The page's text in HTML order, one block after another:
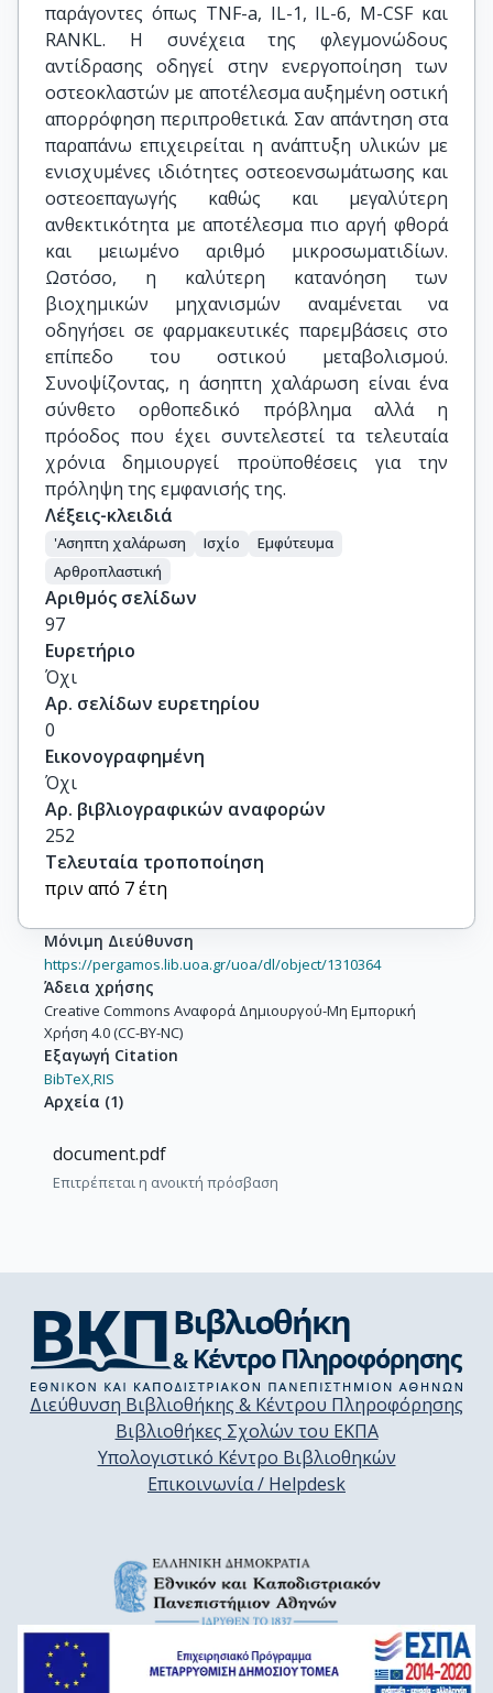
παράγοντες όπως TNF-a, IL-1, IL-6, M-CSF και
RANKL. Η συνέχεια της φλεγμονώδους
αντίδρασης οδηγεί στην ενεργοποίηση των
οστεοκλαστών με αποτέλεσμα αυξημένη οστική
απορρόφηση περιπροθετικά. Σαν απάντηση στα
παραπάνω επιχειρείται η ανάπτυξη υλικών με
ενισχυμένες ιδιότητες οστεοενσωμάτωσης και
οστεοεπαγωγής καθώς και μεγαλύτερη
ανθεκτικότητα με αποτέλεσμα πιο αργή φθορά
και μειωμένο αριθμό μικροσωματιδίων.
Ωστόσο, η καλύτερη κατανόηση των
βιοχημικών μηχανισμών αναμένεται να
οδηγήσει σε φαρμακευτικές παρεμβάσεις στο
επίπεδο του οστικού μεταβολισμού.
Συνοψίζοντας, η άσηπτη χαλάρωση είναι ένα
σύνθετο ορθοπεδικό πρόβλημα αλλά η
πρόοδος που έχει συντελεστεί τα τελευταία
χρόνια δημιουργεί προϋποθέσεις για την
πρόληψη της εμφανισής της.
Λέξεις-κλειδιά
'Ασηπτη χαλάρωση Ισχίο
Εμφύτευμα
Αρθροπλαστική
Αριθμός σελίδων
97
Ευρετήριο
Όχι
Αρ. σελίδων ευρετηρίου
0
Εικονογραφημένη
Όχι
Αρ. βιβλιογραφικών αναφορών
252
Τελευταία τροποποίηση
πριν από 7 έτη
Μόνιμη Διεύθυνση
https://pergamos.lib.uoa.gr/uoa/dl/object/1310364
Άδεια χρήσης
Creative Commons Αναφορά Δημιουργού-Μη Εμπορική
Χρήση 4.0 (CC-BY-NC)
Εξαγωγή Citation
BibTeX,RIS
Αρχεία (1)
document.pdf
Επιτρέπεται η ανοικτή πρόσβαση
Διεύθυνση Βιβλιοθήκης & Κέντρου Πληροφόρησης
Βιβλιοθήκες Σχολών του ΕΚΠΑ
Υπολογιστικό Κέντρο Βιβλιοθηκών
Επικοινωνία / Helpdesk